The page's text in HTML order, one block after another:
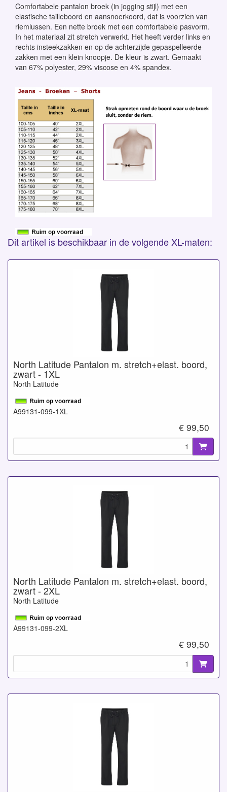
Comfortabele pantalon broek (in jogging stijl) met een
elastische tailleboord en aansnoerkoord, dat is voorzien van
riemlussen. Een nette broek met een comfortabele pasvorm.
In het materiaal zit stretch verwerkt. Het heeft verder links en
rechts insteekzakken en op de achterzijde gepaspelleerde
zakken met een klein knoopje. De kleur is zwart. Gemaakt
van 67% polyester, 29% viscose en 4% spandex.
Dit artikel is beschikbaar in de volgende XL-maten:
North Latitude Pantalon m. stretch+elast. boord,
zwart - 1XL
North Latitude
A99131-099-1XL
€ 99,50
North Latitude Pantalon m. stretch+elast. boord,
zwart - 2XL
North Latitude
A99131-099-2XL
€ 99,50